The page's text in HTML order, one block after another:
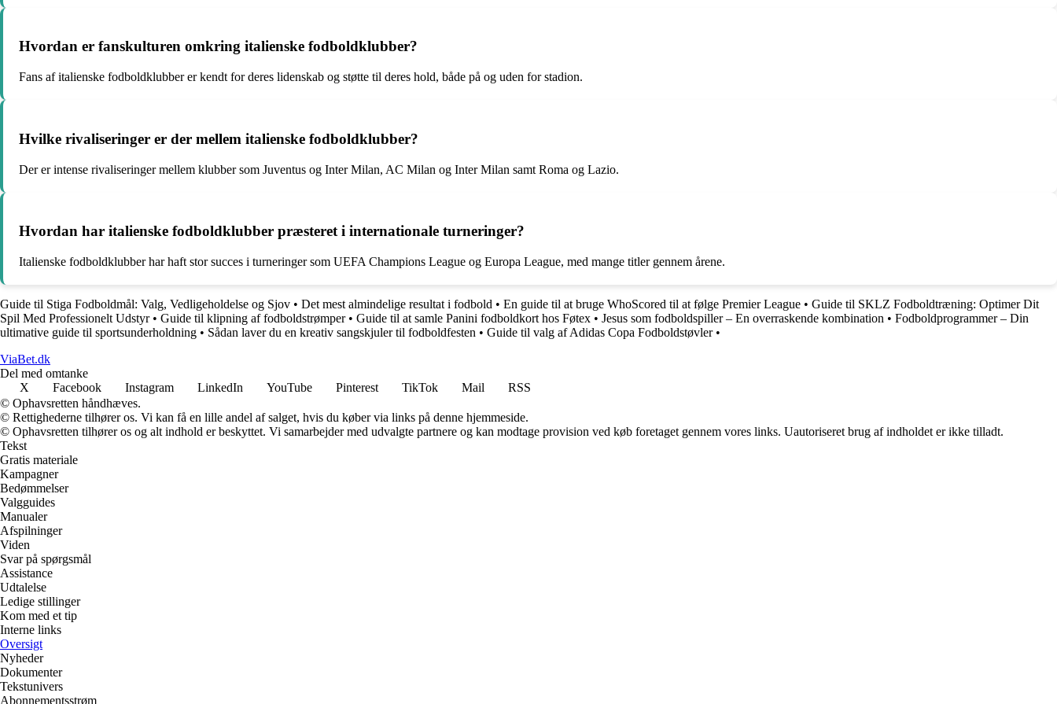
Hvordan er fanskulturen omkring italienske fodboldklubber?
Fans af italienske fodboldklubber er kendt for deres lidenskab og støtte til deres hold, både på og uden for stadion.
Hvilke rivaliseringer er der mellem italienske fodboldklubber?
Der er intense rivaliseringer mellem klubber som Juventus og Inter Milan, AC Milan og Inter Milan samt Roma og Lazio.
Hvordan har italienske fodboldklubber præsteret i internationale turneringer?
Italienske fodboldklubber har haft stor succes i turneringer som UEFA Champions League og Europa League, med mange titler gennem årene.
Guide til Stiga Fodboldmål: Valg, Vedligeholdelse og Sjov • Det mest almindelige resultat i fodbold • En guide til at bruge WhoScored til at følge Premier League • Guide til SKLZ Fodboldtræning: Optimer Dit
Spil Med Professionelt Udstyr• Guide til klipning af fodboldstrømper• Guide til at samle Panini fodboldkort hos Føtex • Jesus som fodboldspiller – En overraskende kombination • Fodboldprogrammer – Din
ultimative guide til sportsunderholdning • Sådan laver du en kreativ sangskjuler til fodboldfesten • Guide til valg af Adidas Copa Fodboldstøvler•
ViaBet.dk
Del med omtanke
X
Facebook Instagram LinkedIn YouTube Pinterest TikTok Mail
RSS
© Ophavsretten håndhæves.
© Rettighederne tilhører os. Vi kan få en lille andel af salget, hvis du køber via links på denne hjemmeside.
© Ophavsretten tilhører os og alt indhold er beskyttet. Vi samarbejder med udvalgte partnere og kan modtage provision ved køb foretaget gennem vores links. Uautoriseret brug af indholdet er ikke tilladt.
Tekst
Gratis materiale
Kampagner
Bedømmelser
Valgguides
Manualer
Afspilninger
Viden
Svar på spørgsmål
Assistance
Udtalelse
Ledige stillinger
Kom med et tip
Interne links
Oversigt
Nyheder
Dokumenter
Tekstunivers
Abonnementsstrøm